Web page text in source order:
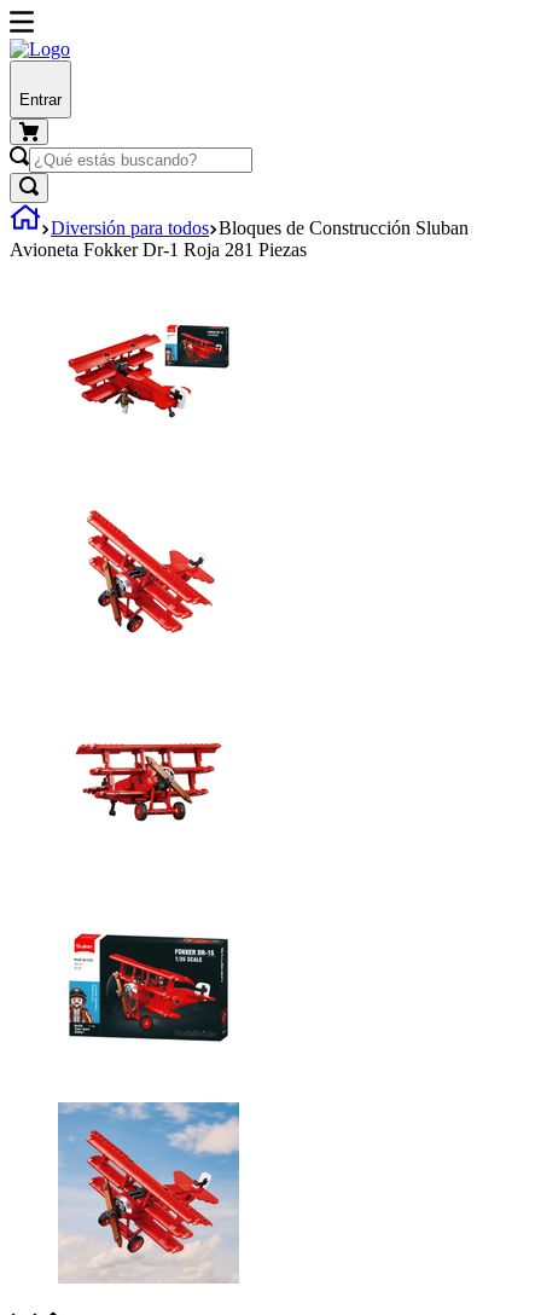
Entrar
Diversión para todos Bloques de Construcción Sluban
Avioneta Fokker Dr-1 Roja 281 Piezas